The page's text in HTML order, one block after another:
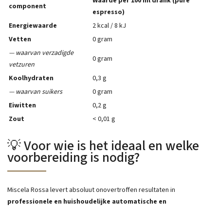
component
espresso)
Energiewaarde
2 kcal / 8 kJ
Vetten
0 gram
— waarvan verzadigde
vetzuren
0 gram
Koolhydraten
0,3 g
— waarvan suikers
0 gram
Eiwitten
0,2 g
Zout
< 0,01 g
💡 Voor wie is het ideaal en welke
voorbereiding is nodig?
Miscela Rossa levert absoluut onovertroffen resultaten in
professionele en huishoudelijke automatische en